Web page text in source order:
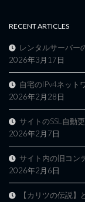
RECENT ARTICLES
レンタルサーバー
2026年3月17日
自宅のIPv4ネット
2026年2月28日
サイトのSSL自動
2026年2月7日
サイト内の旧コン
2026年2月6日
【カリツの伝説